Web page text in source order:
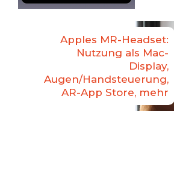
Apples MR-Headset:
Nutzung als Mac-
Display,
Augen/Handsteuerung,
AR-App Store, mehr